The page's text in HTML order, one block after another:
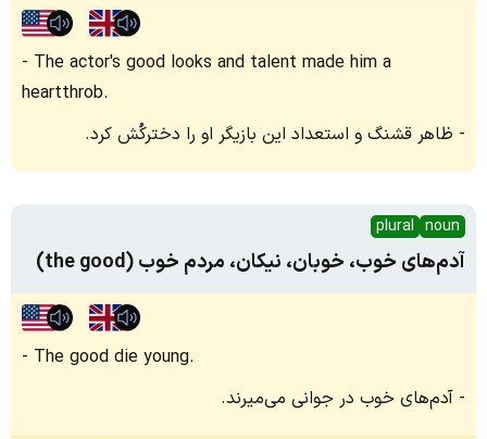
The actor's good looks and talent made him a
heartthrob.
ظاهر قشنگ و استعداد این بازیگر او را دخترکُش کرد.
noun
plural
آدم‌های خوب، خوبان، نیکان، مردم خوب (the good)
The good die young.
آدم‌های خوب در جوانی می‌میرند.